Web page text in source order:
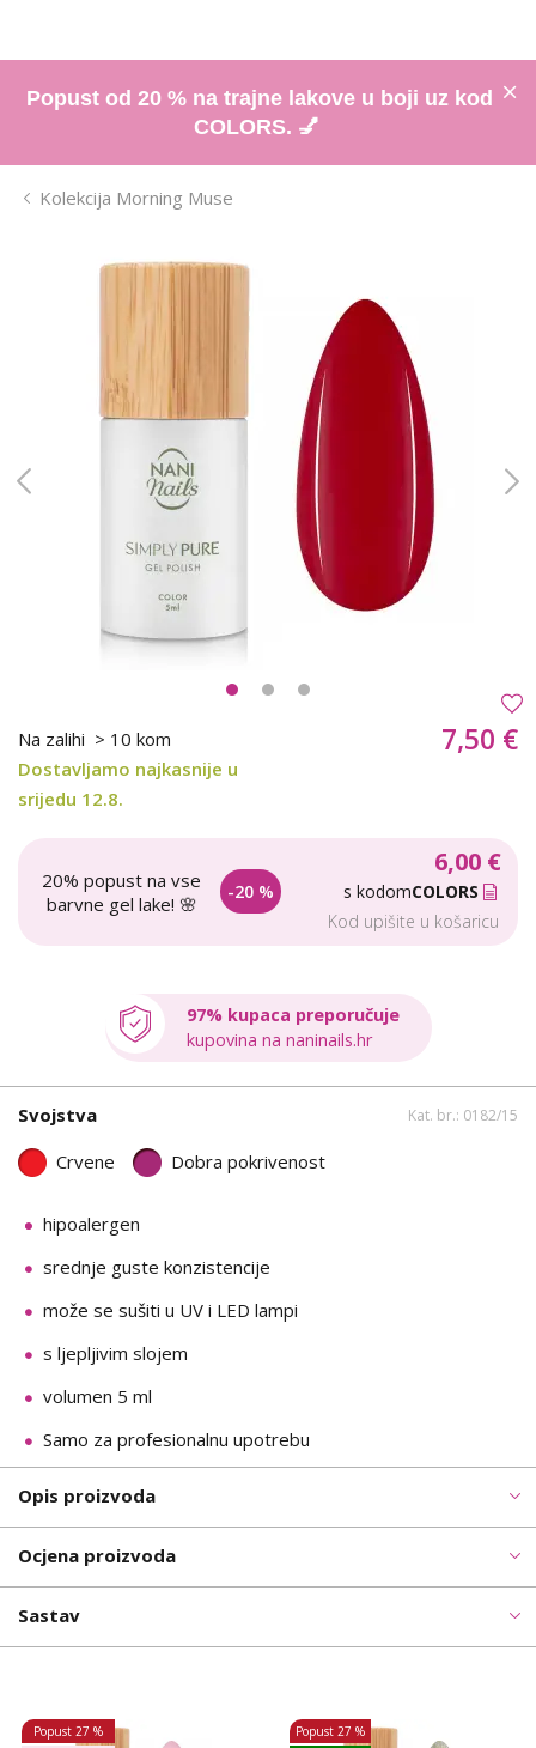
Popust od 20 % na trajne lakove u boji uz kod
COLORS. 💅
Kolekcija Morning Muse
Na zalihi > 10 kom
Dostavljamo najkasnije u
srijedu 12.8.
7,50 €
20% popust na vse
barvne gel lake! 🌸
-20 %
6,00 €
s kodomCOLORS
Kod upišite u košaricu
97% kupaca preporučuje
kupovina na naninails.hr
Svojstva Kat. br.: 0182/15
Crvene Dobra pokrivenost
hipoalergen
srednje guste konzistencije
može se sušiti u UV i LED lampi
s ljepljivim slojem
volumen 5 ml
Samo za profesionalnu upotrebu
Opis proizvoda
Ocjena proizvoda
Sastav
Popust 27 %
Popust 27 %